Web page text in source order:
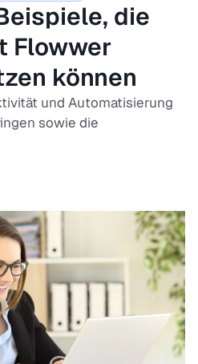
die
Flowwer
können
und Automatisierung
sowie die